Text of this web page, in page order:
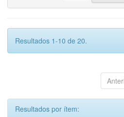
Resultados 1-10 de 20.
Resultados por ítem: